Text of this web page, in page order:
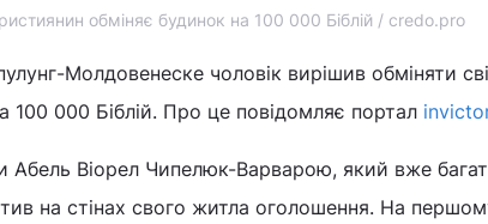
обміняє будинок на 100 000 Біблій / credo.pro
Молдовенеске чоловік вирішив обміняти
100 000 Біблій. Про це повідомляє портал
Абель Віорел Чипелюк-Варварою, який вже
на стінах свого житла оголошення. На